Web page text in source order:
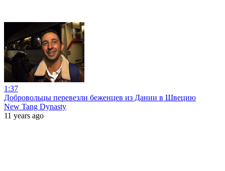
1:37
Добровольцы перевезли беженцев из Дании в Швецию
New Tang Dynasty
11 years ago